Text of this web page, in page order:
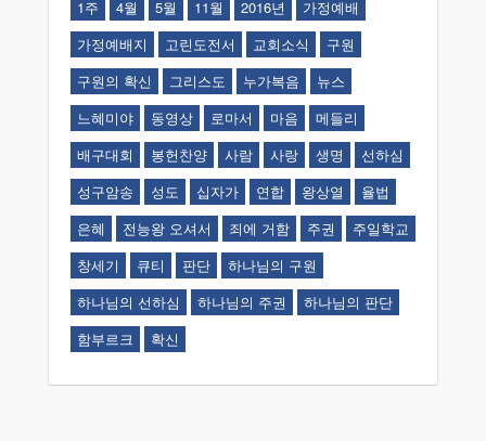
1주 4월 5월 11월 2016년
가정예배
가정예배지
고린도전서 교회소식
구원
구원의 확신
그리스도 누가복음
뉴스
느혜미야
동영상 로마서 마음
메들리
배구대회
봉헌찬양 사람 사랑 생명
선하심
성구암송
성도 십자가 연합 왕상열
율법
은혜
전능왕 오셔서 죄에 거함 주권
주일학교
창세기
큐티 판단
하나님의 구원
하나님의 선하심
하나님의 주권
하나님의 판단
함부르크
확신